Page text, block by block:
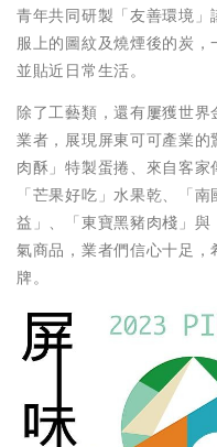
青年共同研製「友善環境
服上的圖紋及燒煙後的炭，
並貼近日常生活。
除了工藝類，還有屢獲世
業者，展現屏東可可產業
肉酥」特製蛋捲、來自客家
「芒果好吃」水果乾、「
益」、「東寶黑豬肉棧」
氣商品，業者們信心十足
牌。